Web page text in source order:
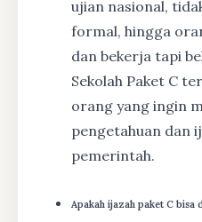
ujian nasional,
formal, hingga
dan bekerja tapi
Sekolah Paket C
orang yang ingin
pengetahuan dan
pemerintah.
Apakah ijazah paket C bisa